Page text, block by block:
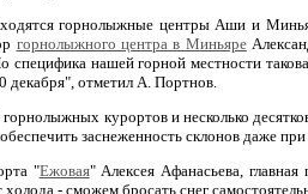
горнолыжные центры Аши и
горнолыжного центра в Миньяре
нашей горной местности
декабря", отметил А. Портнов.
горнолыжных курортов и несколько
заснеженность склонов даже
"Ежовая" Алексея Афанасьева,
- сможем бросать снег